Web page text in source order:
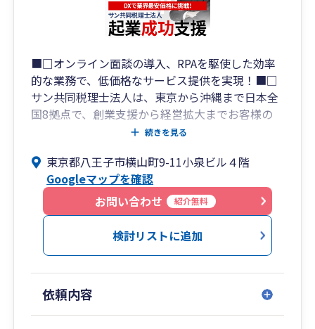
⇒【経営支援クラウドbixid】を使ったり、税理
士独自の目線で資料を作成して、経営をサポート
していきます！
◆社長や経理スタッフのお困りごとを伺い、経理
を効率化するお手伝いをします。
⇒「どんな質問でも相談しやすいため、経理ス
タッフが安心して働いてくれるので、経理が定着
して良かった。」「残業が減った。」などお喜び
の声をいただいております。
■□オンライン面談の導入、RPAを駆使した効率
的な業務で、低価格なサービス提供を実現！■□
サン共同税理士法人は、東京から沖縄まで日本全
国8拠点で、創業支援から経営拡大までお客様の
あらゆるニーズに対応した幅広いサービスを提供
税務申告、記帳代行のみならず社会保険労務士・
行政書士・司法書士と連携し、創業時の資金調達
支援から、節税財務支援、経理代行、そして経営
拡大、IPO支援までワンストップサービスを提供
山ビル東館15階
・板橋オフィス： 東京都板橋区氷川町26-5 栄ビ
続きを見る
東京都八王子市横山町9-11小泉ビル４階
Googleマップを確認
お問い合わせ
紹介無料
検討リストに追加
依頼内容